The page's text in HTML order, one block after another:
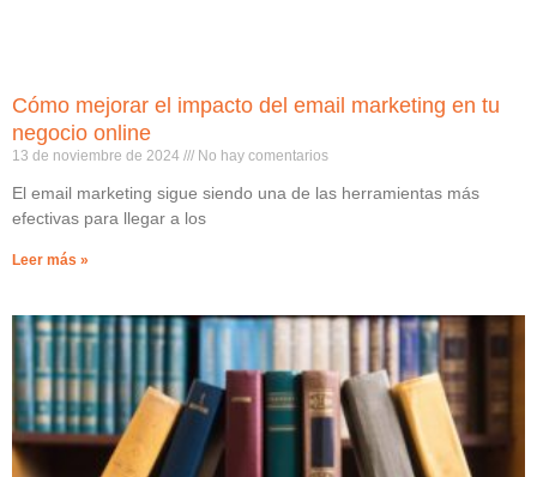
Cómo mejorar el impacto del email marketing en tu
negocio online
13 de noviembre de 2024 No hay comentarios
El email marketing sigue siendo una de las herramientas más
efectivas para llegar a los
Leer más »